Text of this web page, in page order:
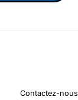
Contactez-nous